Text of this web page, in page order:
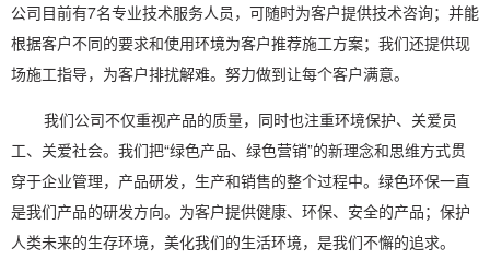
公司目前有7名专业技术服务人员，可随时为客户提供技术咨询；并能
根据客户不同的要求和使用环境为客户推荐施工方案；我们还提供现
场施工指导，为客户排扰解难。努力做到让每个客户满意。
我们公司不仅重视产品的质量，同时也注重环境保护、关爱员
工、关爱社会。我们把“绿色产品、绿色营销”的新理念和思维方式贯
穿于企业管理，产品研发，生产和销售的整个过程中。绿色环保一直
是我们产品的研发方向。为客户提供健康、环保、安全的产品；保护
人类未来的生存环境，美化我们的生活环境，是我们不懈的追求。